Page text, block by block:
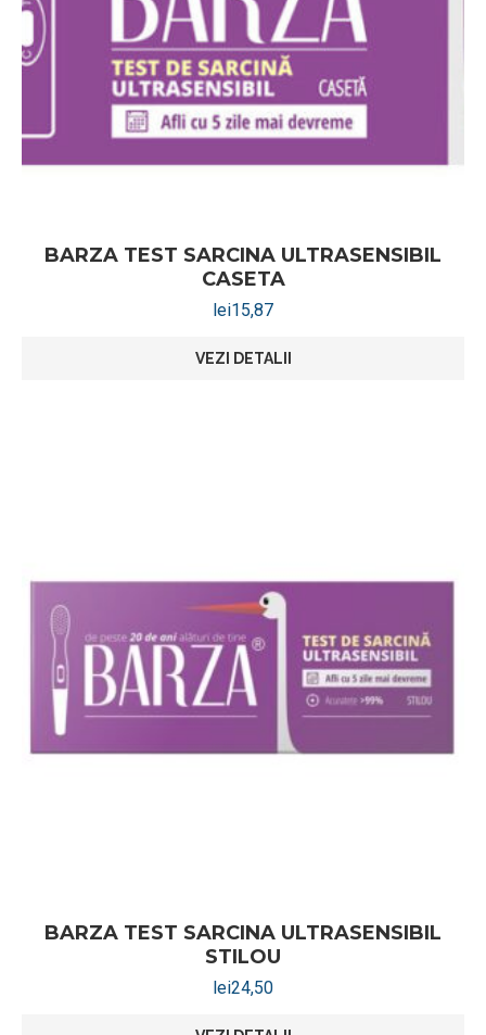
BARZA TEST SARCINA ULTRASENSIBIL
CASETA
lei15,87
VEZI DETALII
BARZA TEST SARCINA ULTRASENSIBIL
STILOU
lei24,50